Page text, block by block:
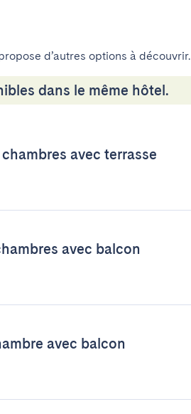
d’autres options à découvrir.
dans le même hôtel.
avec terrasse
avec balcon
avec balcon